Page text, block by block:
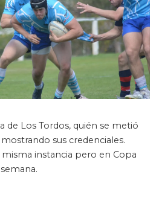
de Los Tordos, quién se metió
sus credenciales.
misma instancia pero en Copa